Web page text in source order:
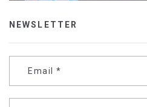
NEWSLETTER
Email *